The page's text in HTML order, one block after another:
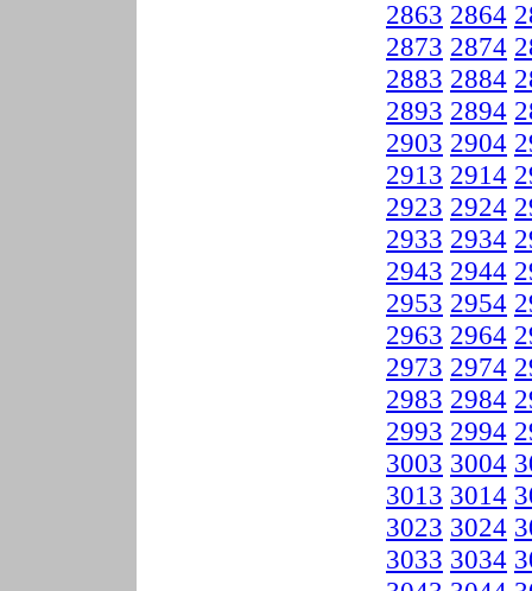
2863 2864
2873 2874
2883 2884
2893 2894
2903 2904
2913 2914
2923 2924
2933 2934
2943 2944
2953 2954
2963 2964
2973 2974
2983 2984
2993 2994
3003 3004
3013 3014
3023 3024
3033 3034